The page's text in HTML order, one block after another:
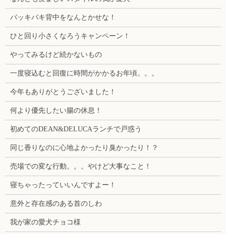
バッキバキ背中をなんとかせな！
ひと回り小さくなろうキャンペーン！
やってみるけど続かないもの
一度寝込むと回復に時間がかかるお年頃。。。
今年もありがとうございました！
何より優先したい腸の休息！
初めてのDEAN&DELUCAランチで戸惑う
同じ香りなのに心地よかったり臭かったり！？
売場での変な行動。。。やけど大事なこと！
寝ちゃったっていいんですよー！
意外と存在感のある首のしわ
我が家の愛犬チョコ様